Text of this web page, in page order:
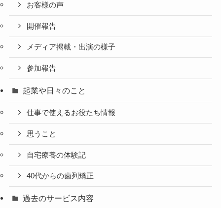
お客様の声
開催報告
メディア掲載・出演の様子
参加報告
起業や日々のこと
仕事で使えるお役たち情報
思うこと
自宅療養の体験記
40代からの歯列矯正
過去のサービス内容